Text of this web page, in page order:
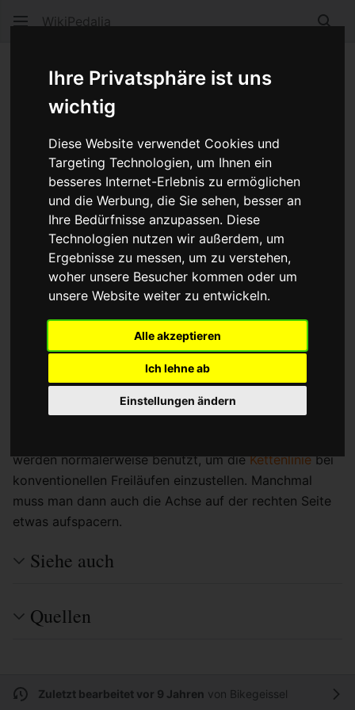
Ihre Privatsphäre ist uns
wichtig
Diese Website verwendet Cookies und
Targeting Technologien, um Ihnen ein
besseres Internet-Erlebnis zu ermöglichen
und die Werbung, die Sie sehen, besser an
Ihre Bedürfnisse anzupassen. Diese
Technologien nutzen wir außerdem, um
Ergebnisse zu messen, um zu verstehen,
woher unsere Besucher kommen oder um
unsere Website weiter zu entwickeln.
Alle akzeptieren
Ich lehne ab
Einstellungen ändern
WikiPedalia
HyperDrive-C ®
Ein weiteres Marketingschlagwort von Shimano
Zusammenhang mit
Compact Drive
Dabei sind im wesentlichen Kassetten mit einen 11-
Zähne-Ritzel als kleinstem Ritzel und dazu passende
Freilaufnaben gemeint.
Vor allem, weil die sehr kleinen 11-Zähne-Ritzel sonst
Platzprobleme bekommen, sind die Wellen des
Nabenkörpers kürzer gehalten als bei herkömmlichen
Freilaufkörpern und hören kurz vor dem äußeren Ende
Man kann allerdings HyperDrive-C Kassetten auch auf
herkömmliche Freilaufkörper aufstecken, indem man
werden normalerweise benutzt, um dieKettenliniebei
konventionellen Freiläufen einzustellen. Manchmal
muss man dann auch die Achse auf der rechten Seite
etwas aufspacern.
Siehe auch
Quellen
Zuletzt bearbeitet vor 9 Jahren von Bikegeissel